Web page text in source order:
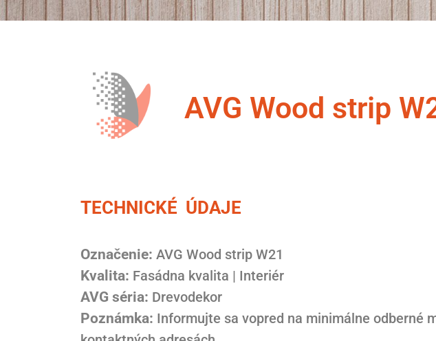
AVG Wood strip
TECHNICKÉ ÚDAJE
Označenie: AVG Wood strip W21
Kvalita: Fasádna kvalita | Interiér
AVG séria: Drevodekor
Poznámka: Informujte sa vopred na minimálne odberné